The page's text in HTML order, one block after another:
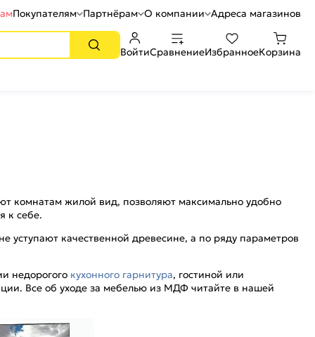
Покупателям Партнёрам О компании Адреса магазинов
ВойтиСравнениеИзбранноеКорзина
комнатам жилой вид, позволяют максимально удобно
к себе.
уступают качественной древесине, а по ряду параметров
недорогого кухонного гарнитура, гостиной или
Все об уходе за мебелью из МДФ читайте в нашей